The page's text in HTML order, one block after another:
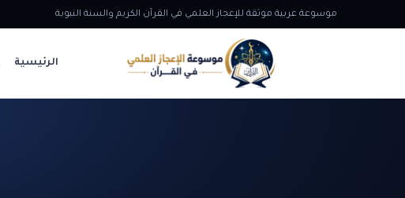
موسوعة عربية موثقة للإعجاز العلمي في القرآن الكريم والسنة النبوية
الرئيسية